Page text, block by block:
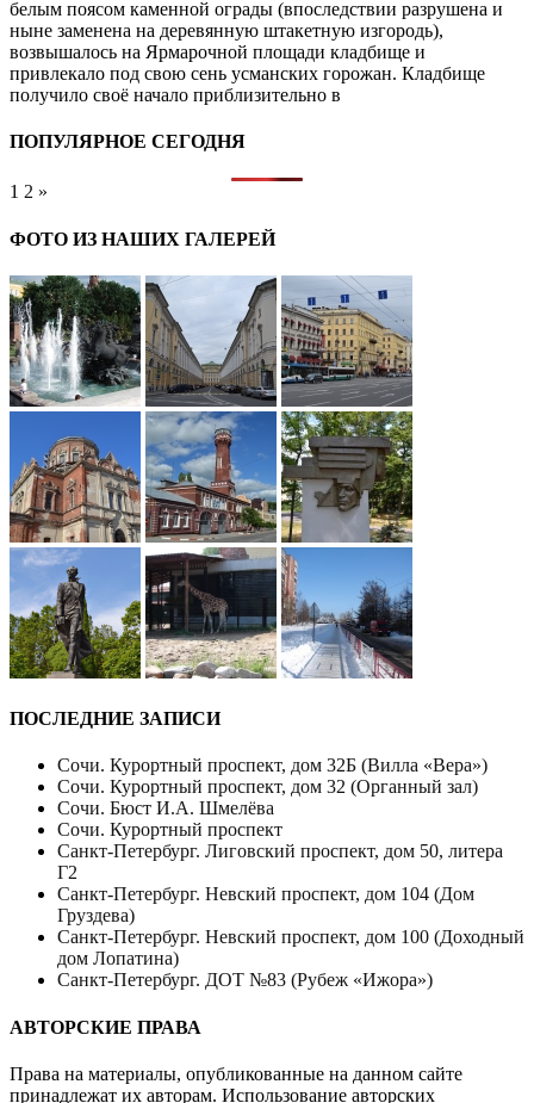
белым поясом каменной ограды (впоследствии разрушена и
ныне заменена на деревянную штакетную изгородь),
возвышалось на Ярмарочной площади кладбище и
привлекало под свою сень усманских горожан. Кладбище
получило своё начало приблизительно в
ПОПУЛЯРНОЕ СЕГОДНЯ
1 2 »
ФОТО ИЗ НАШИХ ГАЛЕРЕЙ
ПОСЛЕДНИЕ ЗАПИСИ
Сочи. Курортный проспект, дом 32Б (Вилла «Вера»)
Сочи. Курортный проспект, дом 32 (Органный зал)
Сочи. Бюст И.А. Шмелёва
Сочи. Курортный проспект
Санкт-Петербург. Лиговский проспект, дом 50, литера
Г2
Санкт-Петербург. Невский проспект, дом 104 (Дом
Груздева)
Санкт-Петербург. Невский проспект, дом 100 (Доходный
дом Лопатина)
Санкт-Петербург. ДОТ №83 (Рубеж «Ижора»)
АВТОРСКИЕ ПРАВА
Права на материалы, опубликованные на данном сайте
принадлежат их авторам. Использование авторских